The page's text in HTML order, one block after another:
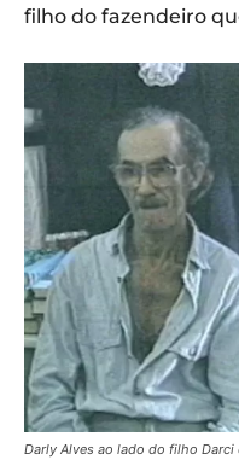
filho do fazendeiro
Darly Alves ao lado do filho